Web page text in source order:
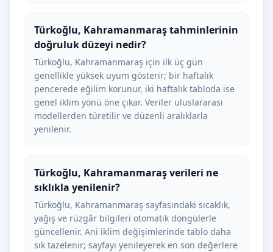
Türkoğlu, Kahramanmaraş tahminlerinin
doğruluk düzeyi nedir?
Türkoğlu, Kahramanmaraş için ilk üç gün
genellikle yüksek uyum gösterir; bir haftalık
pencerede eğilim korunur, iki haftalık tabloda ise
genel iklim yönü öne çıkar. Veriler uluslararası
modellerden türetilir ve düzenli aralıklarla
yenilenir.
Türkoğlu, Kahramanmaraş verileri ne
sıklıkla yenilenir?
Türkoğlu, Kahramanmaraş sayfasındaki sıcaklık,
yağış ve rüzgâr bilgileri otomatik döngülerle
güncellenir. Ani iklim değişimlerinde tablo daha
sık tazelenir; sayfayı yenileyerek en son değerlere